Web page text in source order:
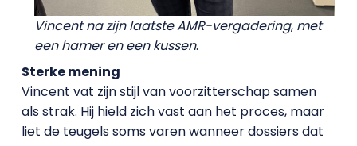
Vincent na zijn laatste AMR-vergadering, met
een hamer en een kussen.
Sterke mening
Vincent vat zijn stijl van voorzitterschap samen
als strak. Hij hield zich vast aan het proces, maar
liet de teugels soms varen wanneer dossiers dat